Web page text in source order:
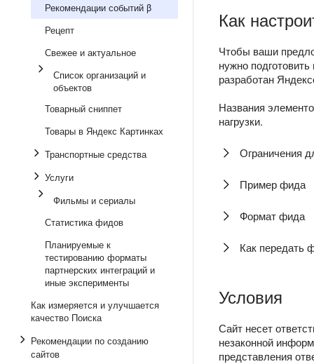
Рекомендации событий β
Рецепт
Свежее и актуальное
Список организаций и
объектов
Товарный сниппет
Товары в Яндекс Картинках
Транспортные средства
Услуги
Фильмы и сериалы
Статистика фидов
Планируемые к
тестированию форматы
партнерских интеграций и
иные эксперименты
Как измеряется и улучшается
качество Поиска
Рекомендации по созданию
сайтов
Как
Чтобы ваши
нужно
разработан
Названия
нагрузки.
Ограничения
Пример фида
Формат фида
Как передать
Условия
Сайт несет
незаконной
представления